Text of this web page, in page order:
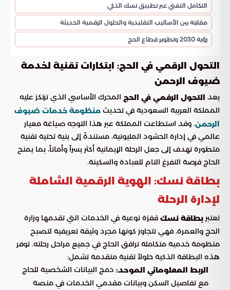
التكامل التقني عبر تطبيق نسك الذكي
مقارنة بين الأساليب التقليدية والحلول الرقمية الحديثة
رؤية 2030 وتطوير قطاع الحج
التحول الرقمي في الحج: ابتكارات تقنية لخدمة
ضيوف الرحمن
يعد التحول الرقمي في الحج المحرك الأساسي الذي ترتكز عليه
المملكة العربية السعودية في تحديث منظومة خدمات ضيوف
الرحمن. وقد استطاعت المملكة عبر هذا التوجه صياغة معيار
عالمي في إدارة الحشود المليونية، مستندةً إلى بنية تحتية تقنية
متطورة تهدف إلى جعل الرحلة الإيمانية أكثر يسراً وأماناً، بما يمنح
الحاج فرصة التفرغ التام للعبادة والسكينة.
بطاقة نسك: الهوية الرقمية الشاملة
لإدارة الرحلة
تعتبر بطاقة نسك قفزة نوعية في الخدمات التي تقدمها وزارة
الحج والعمرة، فهي تتجاوز كونها مجرد وثيقة تعريفية لتصبح
منظومة خدمية متكاملة ترافق الحاج في جميع مراحل رحلته. توفر
هذه البطاقة الذكية حلولاً تقنية متقدمة تشمل:
الربط المعلوماتي الموحد: دمج البيانات الشخصية للحاج
مع تفاصيل السكن وبيانات مقدمي الخدمات في منصة